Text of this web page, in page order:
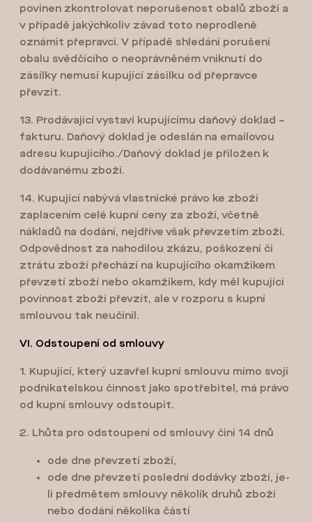
povinen zkontrolovat neporušenost obalů zboží a
v případě jakýchkoliv závad toto neprodleně
oznámit přepravci. V případě shledání porušení
obalu svědčícího o neoprávněném vniknutí do
zásilky nemusí kupující zásilku od přepravce
převzít.
13. Prodávající vystaví kupujícímu daňový doklad –
fakturu. Daňový doklad je odeslán na emailovou
adresu kupujícího./Daňový doklad je přiložen k
dodávanému zboží.
14. Kupující nabývá vlastnické právo ke zboží
zaplacením celé kupní ceny za zboží, včetně
nákladů na dodání, nejdříve však převzetím zboží.
Odpovědnost za nahodilou zkázu, poškození či
ztrátu zboží přechází na kupujícího okamžikem
převzetí zboží nebo okamžikem, kdy měl kupující
povinnost zboží převzít, ale v rozporu s kupní
smlouvou tak neučinil.
VI. Odstoupení od smlouvy
1. Kupující, který uzavřel kupní smlouvu mimo svoji
podnikatelskou činnost jako spotřebitel, má právo
od kupní smlouvy odstoupit.
2. Lhůta pro odstoupení od smlouvy činí 14 dnů
ode dne převzetí zboží,
ode dne převzetí poslední dodávky zboží, je-
li předmětem smlouvy několik druhů zboží
nebo dodání několika částí